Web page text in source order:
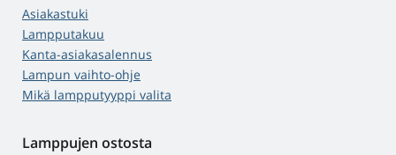
Asiakastuki
Lampputakuu
Kanta-asiakasalennus
Lampun vaihto-ohje
Mikä lampputyyppi valita
Lamppujen ostosta